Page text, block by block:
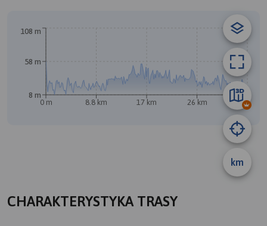
km
0 m 8.8 km 17 km 26 km 35 km
8 m
58 m
108 m
CHARAKTERYSTYKA TRASY